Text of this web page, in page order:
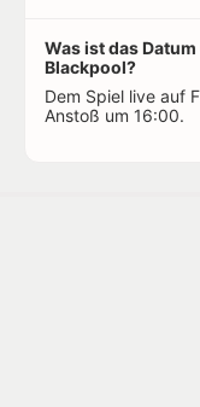
Was ist das
Blackpool?
Dem Spiel live auf
Anstoß um 16:00.